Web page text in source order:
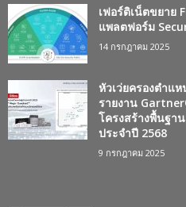
เฟอร์ติเน็ตขยาย
แพลตฟอร์ม
14 กรกฎาคม 2025
หัวเว่ยครองตำแ
รายงาน
โครงสร้างพื้นฐา
ประจำปี 2568
9 กรกฎาคม 2025